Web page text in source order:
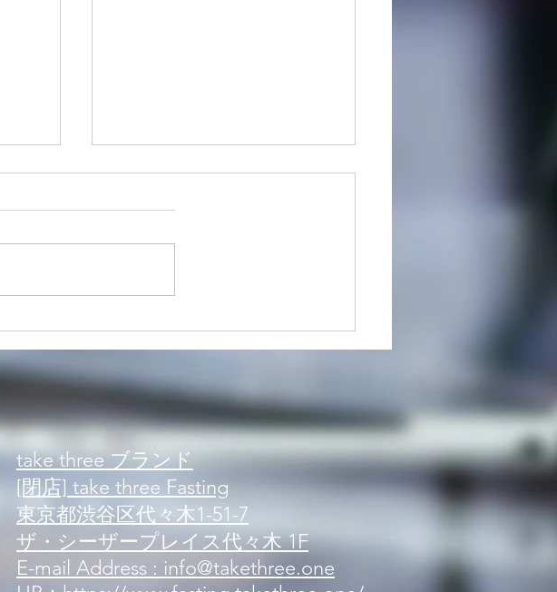
数状況
take three ブランド
[閉店] take three Fasting
東京都渋谷区代々木1-51-7
ザ・シーザープレイス代々木 1F
E-mail Address : info@takethree.one